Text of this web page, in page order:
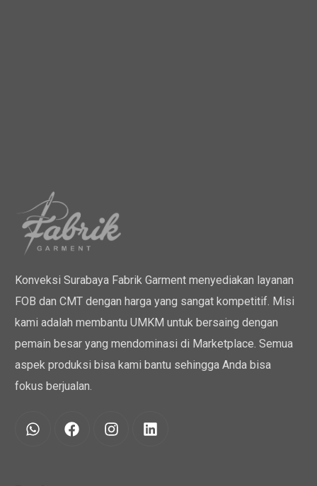
Konveksi Surabaya Fabrik Garment menyediakan layanan
FOB dan CMT dengan harga yang sangat kompetitif. Misi
kami adalah membantu UMKM untuk bersaing dengan
pemain besar yang mendominasi di Marketplace. Semua
aspek produksi bisa kami bantu sehingga Anda bisa
fokus berjualan.